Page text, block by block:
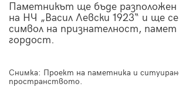
Паметникът ще бъде разположен
на НЧ „Васил Левски 1923“ и ще
символ на признателност, памет
гордост.
Снимка: Проект на паметника и
пространството.